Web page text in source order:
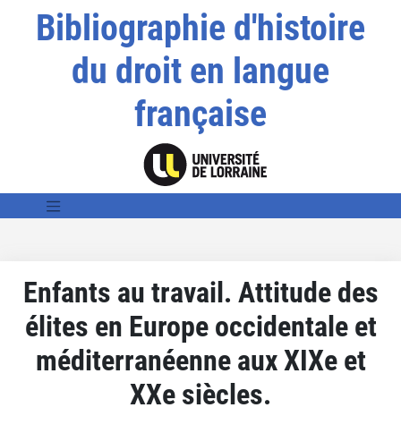
Bibliographie d'histoire
du droit en langue
française
Enfants au travail. Attitude des
élites en Europe occidentale et
méditerranéenne aux XIXe et
XXe siècles.